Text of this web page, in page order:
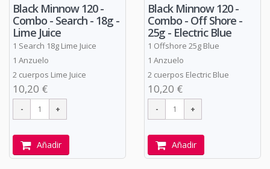
Black Minnow 120 -
Combo - Search - 18g -
Lime Juice
1 Search 18g Lime Juice
1 Anzuelo
2 cuerpos Lime Juice
10,20 €
Añadir
Black Minnow 120 -
Combo - Off Shore -
25g - Electric Blue
1 Offshore 25g Blue
1 Anzuelo
2 cuerpos Electric Blue
10,20 €
Añadir